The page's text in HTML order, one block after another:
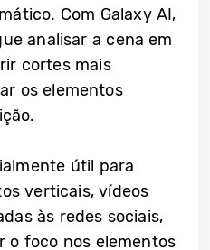
Com Galaxy AI,
analisar a cena em
cortes mais
os elementos
útil para
verticais, vídeos
às redes sociais,
o foco nos elementos